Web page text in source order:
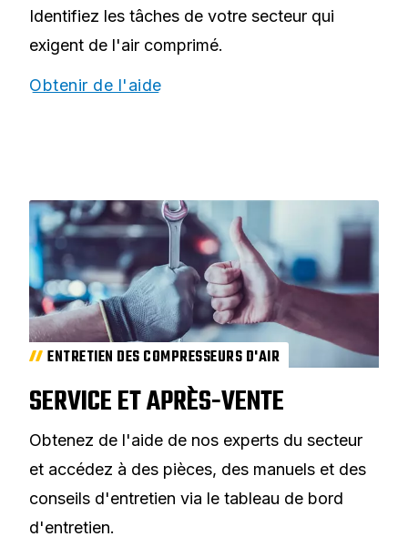
Identifiez les tâches de votre secteur qui
exigent de l'air comprimé.
Obtenir de l'aide
ENTRETIEN DES COMPRESSEURS D'AIR
SERVICE ET APRÈS-VENTE
Obtenez de l'aide de nos experts du secteur
et accédez à des pièces, des manuels et des
conseils d'entretien via le tableau de bord
d'entretien.